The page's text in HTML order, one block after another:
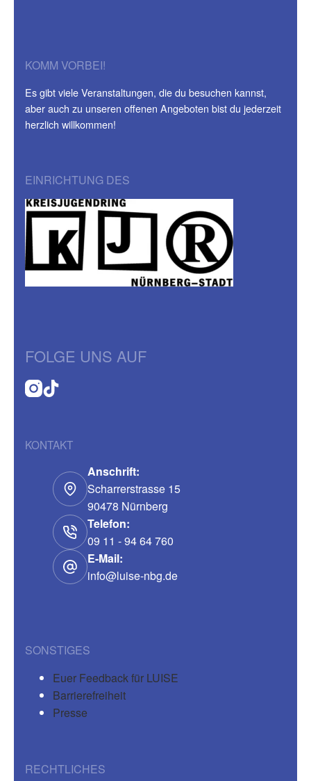
KOMM VORBEI!
Es gibt viele Veranstaltungen, die du besuchen kannst,
aber auch zu unseren offenen Angeboten bist du jederzeit
herzlich willkommen!
EINRICHTUNG DES
FOLGE UNS AUF
KONTAKT
Anschrift:
Scharrerstrasse 15
90478 Nürnberg
Telefon:
09 11 - 94 64 760
E-Mail:
info@luise-nbg.de
SONSTIGES
Euer Feedback für LUISE
Barrierefreiheit
Presse
RECHTLICHES